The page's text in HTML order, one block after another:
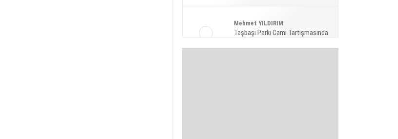
Mehmet YILDIRIM
Taşbaşı Parkı Cami Tartışmasında